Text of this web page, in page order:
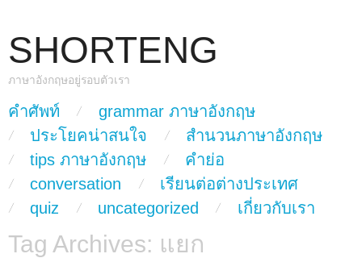
SHORTENG
ภาษาอังกฤษอยู่รอบตัวเรา
Main Menu
skip to content
คำศัพท์
grammar ภาษาอังกฤษ
ประโยคน่าสนใจ
สำนวนภาษาอังกฤษ
tips ภาษาอังกฤษ
คำย่อ
conversation
เรียนต่อต่างประเทศ
quiz
uncategorized เกี่ยวกับเรา
Tag Archives: แยก